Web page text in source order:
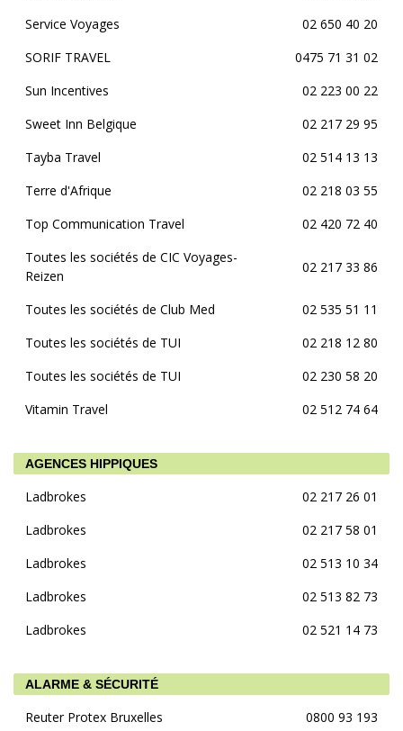
Service Voyages
02 650 40 20
SORIF TRAVEL
0475 71 31 02
Sun Incentives
02 223 00 22
Sweet Inn Belgique
02 217 29 95
Tayba Travel
02 514 13 13
Terre d'Afrique
02 218 03 55
Top Communication Travel
02 420 72 40
Toutes les sociétés de CIC Voyages-
Reizen
02 217 33 86
Toutes les sociétés de Club Med
02 535 51 11
Toutes les sociétés de TUI
02 218 12 80
Toutes les sociétés de TUI
02 230 58 20
Vitamin Travel
02 512 74 64
AGENCES HIPPIQUES
Ladbrokes
02 217 26 01
Ladbrokes
02 217 58 01
Ladbrokes
02 513 10 34
Ladbrokes
02 513 82 73
Ladbrokes
02 521 14 73
ALARME & SÉCURITÉ
Reuter Protex Bruxelles
0800 93 193